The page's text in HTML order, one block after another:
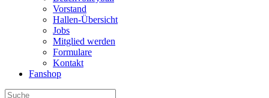
Vorstand
Hallen-Übersicht
Jobs
Mitglied werden
Formulare
Kontakt
Fanshop